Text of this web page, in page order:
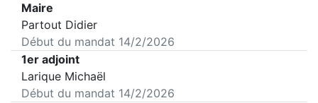
Maire
Partout Didier
Début du mandat 14/2/2026
1er adjoint
Larique Michaël
Début du mandat 14/2/2026